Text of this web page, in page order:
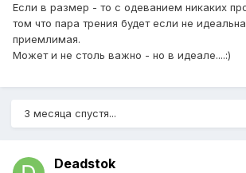
Если в размер - то с одеванием никаких
том что пара трения будет если не
приемлимая.
Может и не столь важно - но в идеале....:)
3 месяца спустя...
Deadstok